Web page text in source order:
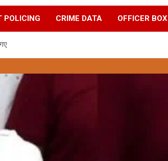
POLICING CRIME DATA OFFICER BOX